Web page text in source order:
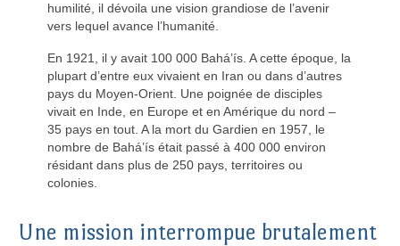
humilité, il dévoila une vision grandiose de l’avenir
vers lequel avance l’humanité.
En 1921, il y avait 100 000 Bahá’ís. A cette époque, la
plupart d’entre eux vivaient en Iran ou dans d’autres
pays du Moyen-Orient. Une poignée de disciples
vivait en Inde, en Europe et en Amérique du nord –
35 pays en tout. A la mort du Gardien en 1957, le
nombre de Bahá’ís était passé à 400 000 environ
résidant dans plus de 250 pays, territoires ou
colonies.
Une mission interrompue brutalement